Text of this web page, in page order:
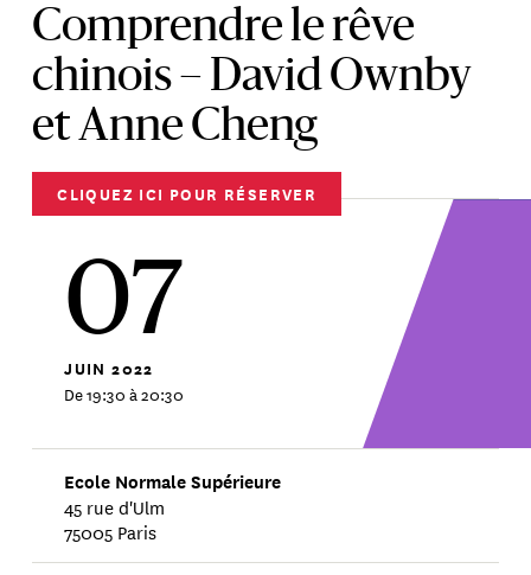
Comprendre le rêve
chinois – David Ownby
et Anne Cheng
CLIQUEZ ICI POUR RÉSERVER
07
JUIN 2022
De 19:30 à 20:30
Ecole Normale Supérieure
45 rue d'Ulm
75005 Paris